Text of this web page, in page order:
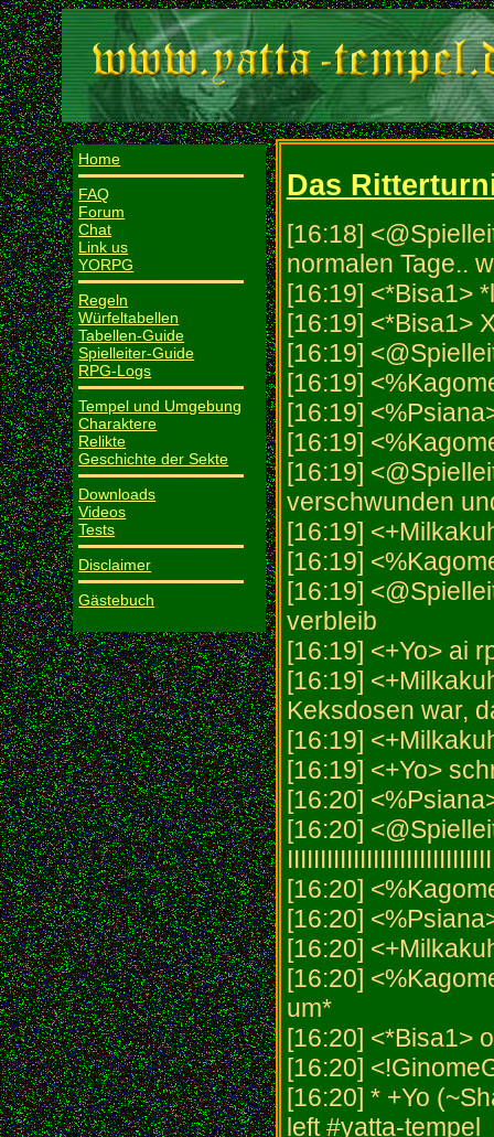
Home
FAQ
Forum
Chat
Link us
YORPG
Regeln
Würfeltabellen
Tabellen-Guide
Spielleiter-Guide
RPG-Logs
Tempel und Umgebung
Charaktere
Relikte
Geschichte der Sekte
Downloads
Videos
Tests
Disclaimer
Gästebuch
Das
[16:18]
normalen Tage..
[16:19] <*Bisa1>
[16:19] <*Bisa1>
[16:19]
[16:19]
[16:19]
[16:19]
[16:19]
verschwunden
[16:19]
[16:19]
[16:19]
verbleib
[16:19] <+Yo> ai
[16:19]
Keksdosen war,
[16:19]
[16:19] <+Yo>
[16:20]
[16:20]
[16:20]
[16:20]
[16:20]
[16:20]
um*
[16:20] <*Bisa1>
[16:20]
[16:20] * +Yo
left #yatta-tempel